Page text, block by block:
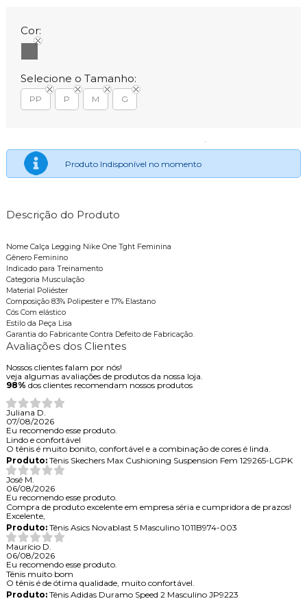
Cor:
Selecione o Tamanho:
PP P M G
Produto Indisponível no momento
Descrição do Produto
Nome Calça Legging Nike One Tght Feminina
Gênero Feminino
Indicado para Treinamento
Categoria Musculação
Material Poliéster
Composição 83% Polipester e 17% Elastano
Cós Com elástico
Estilo da Peça Lisa
Garantia do Fabricante Contra Defeito de Fabricação.
Avaliações dos Clientes
Nossos clientes falam por nós!
veja algumas avaliações de produtos da nossa loja.
98% dos clientes recomendam nossos produtos
Juliana D.
07/08/2026
Eu recomendo esse produto.
Lindo e confortável
O tênis é muito bonito, confortável e a combinação de cores é linda.
Produto:Tênis Skechers Max Cushioning Suspension Fem 129265-LGPK
José M.
06/08/2026
Eu recomendo esse produto.
Compra de produto excelente em empresa séria e cumpridora de prazos!
Excelente,
Produto:Tênis Asics Novablast 5 Masculino 1011B974-003
Maurício D.
06/08/2026
Eu recomendo esse produto.
Tênis muito bom
O tênis é de ótima qualidade, muito confortável.
Produto:Tênis Adidas Duramo Speed 2 Masculino JP9223